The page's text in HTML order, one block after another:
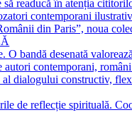
readucă în atenția
contemporani
din Paris”, noua
O bandă desenată
autori contemporani,
al dialogului constructiv,
de reflecție spirituală.